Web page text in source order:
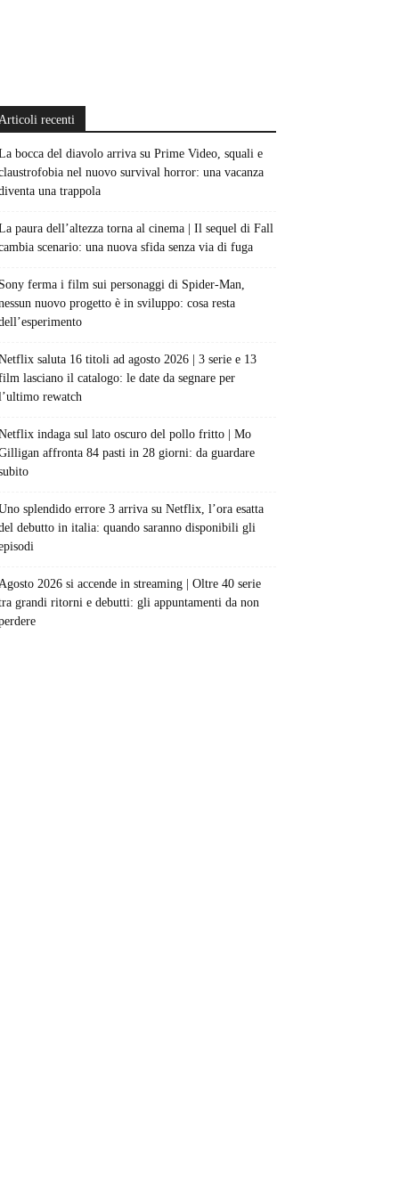
recenti
bocca del diavolo arriva su Prime Video, squali e
nel nuovo survival horror: una vacanza
una trappola
paura dell’altezza torna al cinema | Il sequel di Fall
scenario: una nuova sfida senza via di fuga
ferma i film sui personaggi di Spider-Man,
nuovo progetto è in sviluppo: cosa resta
saluta 16 titoli ad agosto 2026 | 3 serie e 13
lasciano il catalogo: le date da segnare per
rewatch
indaga sul lato oscuro del pollo fritto | Mo
affronta 84 pasti in 28 giorni: da guardare
splendido errore 3 arriva su Netflix, l’ora esatta
debutto in italia: quando saranno disponibili gli
2026 si accende in streaming | Oltre 40 serie
grandi ritorni e debutti: gli appuntamenti da non